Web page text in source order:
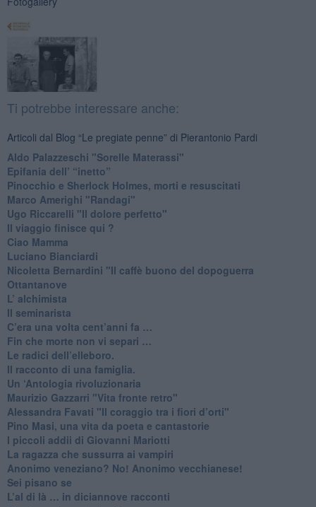
Ti potrebbe interessare anche:
Articoli dal Blog “Le pregiate penne” di Pierantonio Pardi
​Aldo Palazzeschi "Sorelle Materassi"
​Epifania dell’ “inetto”
Pinocchio e Sherlock Holmes, morti e resuscitati
​Marco Amerighi "Randagi"
Ugo Riccarelli "Il dolore perfetto"
​Il viaggio finisce qui ?
​Ciao Mamma
​Luciano Bianciardi
​Nicoletta Bernardini "Il caffè buono del dopoguerra
​Ottantanove
​L’ alchimista
Il seminarista
​C’era una volta cent’anni fa …
​Fin che morte non vi separi …
​Le radici dell’elleboro.
​Il racconto di una famiglia.
Un ‘Antologia rivoluzionaria
​Maurizio Gazzarri "Vita fronte retro"
​Alessandra Favati "Il coraggio tra i fiori d’orti"
​Pino Masi, una vita da poeta e cantastorie
​I piccoli addii di Giovanni Mariotti
​La ragazza che sussurra ai vampiri
​Anonimo veneziano? No! Anonimo vecchianese!
​Sei pisano se
​L’al di là … in diciannove racconti